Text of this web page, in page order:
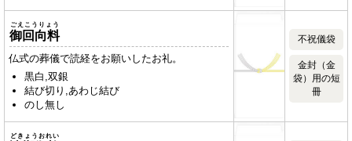
御回向料
ごえこうりょう
仏式の葬儀で読経をお願いしたお礼。
黒白,双銀
結び切り,あわじ結び
のし無し
不祝儀袋
金封（金
袋）用の短
冊
どきょうおれい